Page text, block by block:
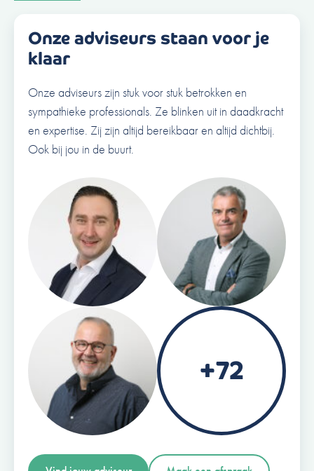
Onze adviseurs staan voor je
klaar
Onze adviseurs zijn stuk voor stuk betrokken en
sympathieke professionals. Ze blinken uit in daadkracht
en expertise. Zij zijn altijd bereikbaar en altijd dichtbij.
Ook bij jou in de buurt.
+72